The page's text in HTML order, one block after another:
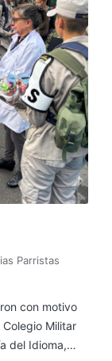
Parristas
con motivo
Militar
del Idioma,…